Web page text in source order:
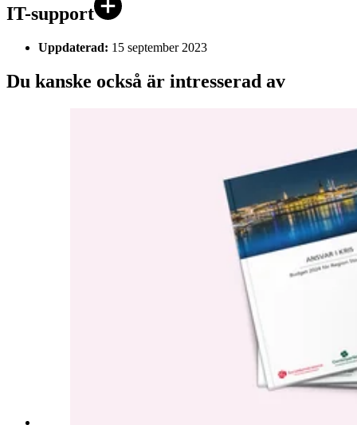
IT-support
Uppdaterad: 15 september 2023
Du kanske också är intresserad av